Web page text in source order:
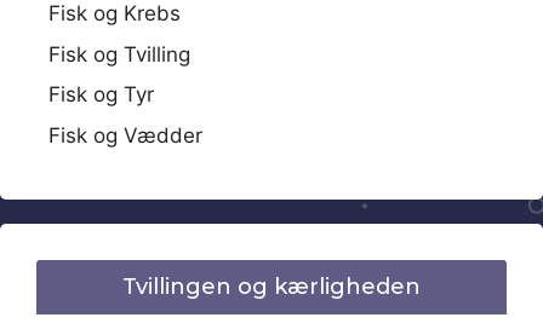
Fisk og Krebs
Fisk og Tvilling
Fisk og Tyr
Fisk og Vædder
Tvillingen og kærligheden